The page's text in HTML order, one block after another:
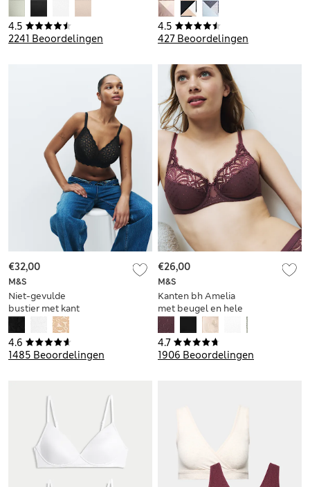
4.5
2241 Beoordelingen
cup, cupmaten A-E
4.5
427 Beoordelingen
beugel
4.6
1485 Beoordelingen
M&S
Niet-gevulde
bustier met kant
voor cupmaten F-H
€32,00
4.7
1906 Beoordelingen
M&S
Kanten bh Amelia
met beugel en hele
cup, voor cupmaten
A-E
€26,00